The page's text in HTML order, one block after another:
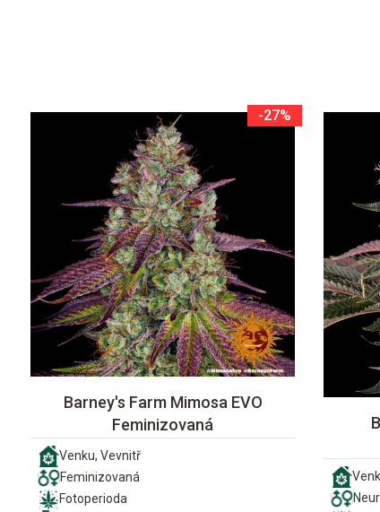
-27%
Barney's Farm Mimosa EVO
Feminizovaná
Venku, Vevnitř
Feminizovaná
Fotoperioda